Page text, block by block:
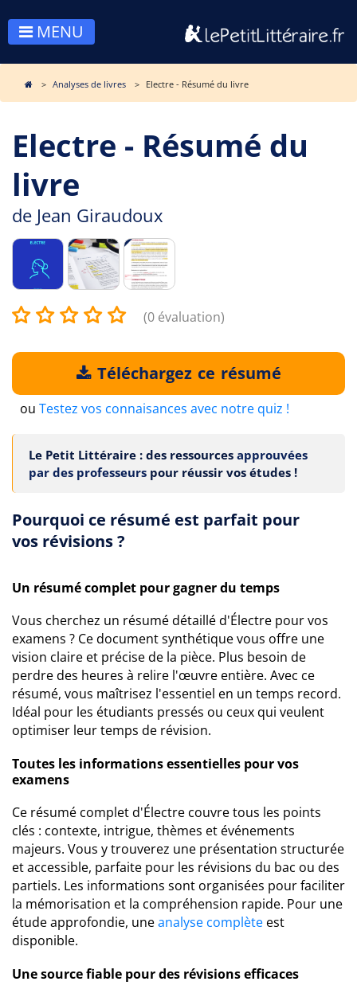
MENU
Analyses de livres Electre - Résumé du livre
Electre - Résumé du
livre
de Jean Giraudoux
(0 évaluation)
Téléchargez ce résumé
ou Testez vos connaisances avec notre quiz !
Le Petit Littéraire : des ressources approuvées
par des professeurs pour réussir vos études !
Pourquoi ce résumé est parfait pour
vos révisions ?
Un résumé complet pour gagner du temps
Vous cherchez un résumé détaillé d'Électre pour vos
examens ? Ce document synthétique vous offre une
vision claire et précise de la pièce. Plus besoin de
perdre des heures à relire l'œuvre entière. Avec ce
résumé, vous maîtrisez l'essentiel en un temps record.
Idéal pour les étudiants pressés ou ceux qui veulent
optimiser leur temps de révision.
Toutes les informations essentielles pour vos
examens
Ce résumé complet d'Électre couvre tous les points
clés : contexte, intrigue, thèmes et événements
majeurs. Vous y trouverez une présentation structurée
et accessible, parfaite pour les révisions du bac ou des
partiels. Les informations sont organisées pour faciliter
la mémorisation et la compréhension rapide. Pour une
étude approfondie, uneanalyse complète est
disponible.
Une source fiable pour des révisions efficaces